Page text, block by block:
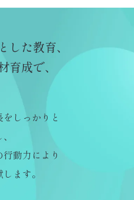
した教育、
成で、
しっかりと
動力により
ます。